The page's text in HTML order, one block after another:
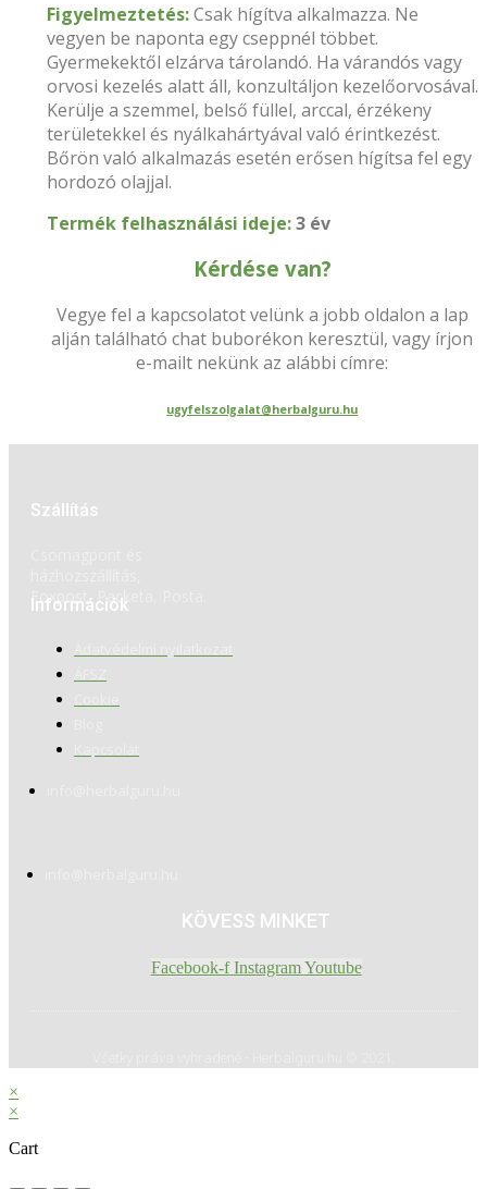
Figyelmeztetés:Csak hígítva alkalmazza. Ne
vegyen be naponta egy cseppnél többet.
Gyermekektől elzárva tárolandó. Ha várandós vagy
orvosi kezelés alatt áll, konzultáljon kezelőorvosával.
Kerülje a szemmel, belső füllel, arccal, érzékeny
területekkel és nyálkahártyával való érintkezést.
Bőrön való alkalmazás esetén erősen hígítsa fel egy
hordozó olajjal.
Termék felhasználási ideje:3 év
Kérdése van?
Vegye fel a kapcsolatot velünk a jobb oldalon a lap
alján található chat buborékon keresztül, vagy írjon
e-mailt nekünk az alábbi címre:
ugyfelszolgalat@herbalguru.hu
Szállítás
Foxpost, Packeta, Posta.
Információk
KÖVESS MINKET
Facebook-f InstagramYoutube
×
×
Cart